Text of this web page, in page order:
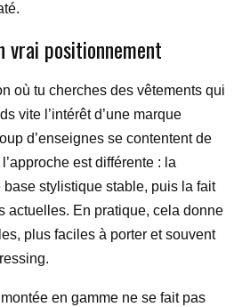
vrai positionnement
où tu cherches des vêtements qui
vite l’intérêt d’une marque
d’enseignes se contentent de
est différente : la
base stylistique stable, puis la fait
actuelles. En pratique, cela donne
plus faciles à porter et souvent
en gamme ne se fait pas